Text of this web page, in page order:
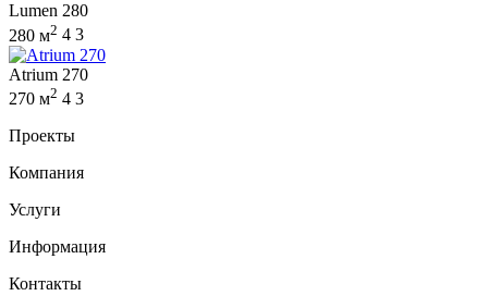
Lumen 280
280 м2 4 3
Atrium 270
270 м2 4 3
Проекты
Компания
Услуги
Информация
Контакты